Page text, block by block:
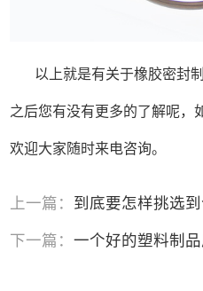
以上就是有关于橡胶密封制
之后您有没有更多的了解呢，
欢迎大家随时来电咨询。
上一篇： 到底要怎样挑选
下一篇：一个好的塑料制